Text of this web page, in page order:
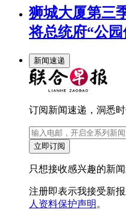
狮城大厦第三
将总统府“公
新闻速递
订阅新闻速递，洞悉时
立即订阅
只想接收感兴趣的新
注册即表示我接受新
人资料保护声明 。